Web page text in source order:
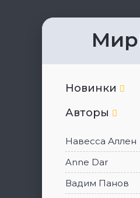
Мир
Новинки
Авторы
Навесса Аллен
Anne Dar
Вадим Панов